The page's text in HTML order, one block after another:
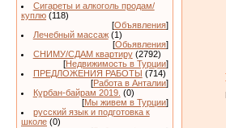
Сигареты и алкоголь продам/
куплю (118)
[Объявления]
Лечебный массаж (1)
[Обьявления]
СНИМУ/СДАМ квартиру (2792)
[Недвижимость в Турции]
ПРЕДЛОЖЕНИЯ РАБОТЫ (714)
[Работа в Анталии]
Курбан-байрам 2019. (0)
[Мы живем в Турции]
русский язык и подготовка к
школе (0)